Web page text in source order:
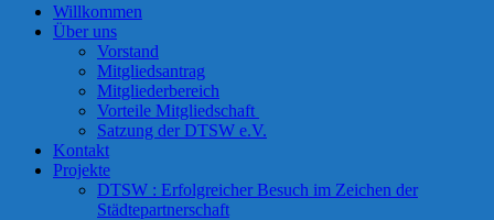
oben
scrollen
Willkommen
Über uns
Vorstand
Mitgliedsantrag
Mitgliederbereich
Vorteile Mitgliedschaft
Satzung der DTSW e.V.
Kontakt
Projekte
DTSW : Erfolgreicher Besuch im Zeichen der
Städtepartnerschaft